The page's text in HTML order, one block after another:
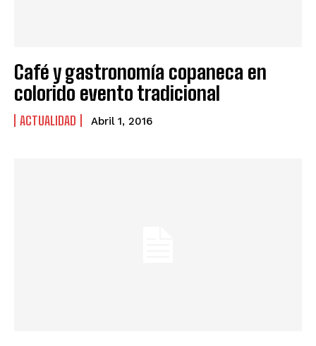
Café y gastronomía copaneca en
colorido evento tradicional
ACTUALIDAD Abril 1, 2016